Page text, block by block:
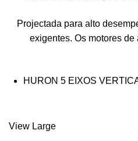
Projectada para alto
exigentes. Os motores
HURON 5 EIXOS
View Large